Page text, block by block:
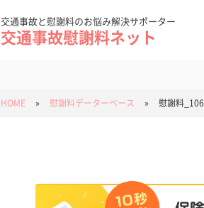
交通事故と慰謝料のお悩み解決サポーター
交通事故慰謝料ネット
HOME » 慰謝料データーベース » 慰謝料_106